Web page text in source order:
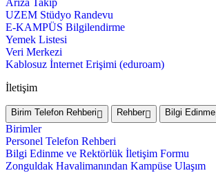
Arıza Takip
UZEM Stüdyo Randevu
E-KAMPÜS Bilgilendirme
Yemek Listesi
Veri Merkezi
Kablosuz İnternet Erişimi (eduroam)
İletişim
Birim Telefon Rehberi Rehber Bilgi Edinme
Birimler
Personel Telefon Rehberi
Bilgi Edinme ve Rektörlük İletişim Formu
Zonguldak Havalimanından Kampüse Ulaşım